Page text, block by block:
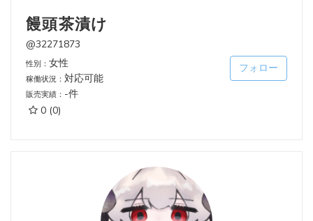
饅頭茶漬け
@32271873
性別： 女性
稼働状況： 対応可能
販売実績： -件
0 (0)
フォロー